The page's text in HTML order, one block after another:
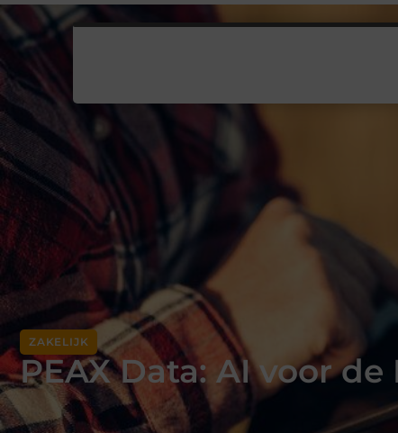
ZAKELIJK
PEAX Data: AI voor